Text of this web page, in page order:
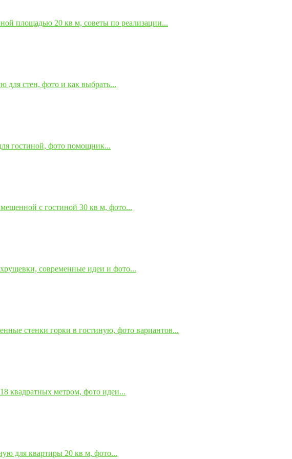
площадью 20 кв м, советы по реализации...
для стен, фото и как выбрать...
гостиной, фото помощник...
с гостиной 30 кв м, фото...
современные идеи и фото...
стенки горки в гостиную, фото вариантов...
квадратных метром, фото идеи...
для квартиры 20 кв м, фото...